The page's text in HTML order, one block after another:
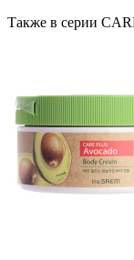
Также в серии